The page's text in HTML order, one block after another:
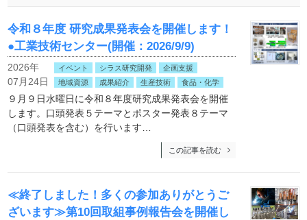
令和８年度 研究成果発表会を開催します！
●工業技術センター(開催：2026/9/9)
2026年
07月24日
イベント シラス研究開発
企画支援
地域資源
成果紹介 生産技術 食品・化学
９月９日水曜日に令和８年度研究成果発表会を開催
します。口頭発表５テーマとポスター発表８テーマ
（口頭発表を含む）を行います…
この記事を読む
≪終了しました！多くの参加ありがとうご
ざいます≫第10回取組事例報告会を開催し